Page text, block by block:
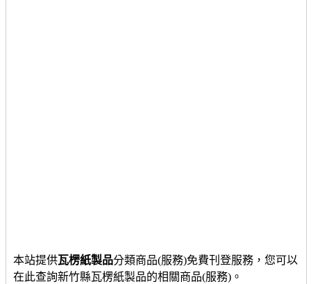
本站提供瓦楞紙製品分類商品(服務)免費刊登服務，您可以
在此查詢新竹縣瓦楞紙製品的相關商品(服務)。